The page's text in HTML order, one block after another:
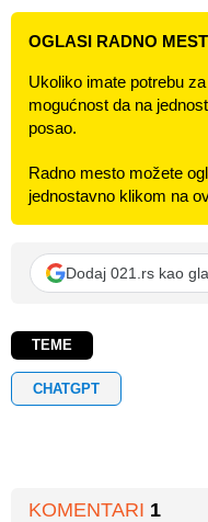
OGLASI RADNO
Ukoliko imate potrebu
mogućnost da na
posao.
Radno mesto možete
jednostavno klikom na
Dodaj 021.rs kao
TEME
CHATGPT
KOMENTARI 1